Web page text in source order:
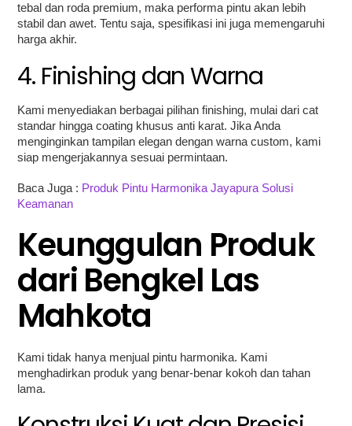
tebal dan roda premium, maka performa pintu akan lebih
stabil dan awet. Tentu saja, spesifikasi ini juga memengaruhi
harga akhir.
4. Finishing dan Warna
Kami menyediakan berbagai pilihan finishing, mulai dari cat
standar hingga coating khusus anti karat. Jika Anda
menginginkan tampilan elegan dengan warna custom, kami
siap mengerjakannya sesuai permintaan.
Baca Juga : Produk Pintu Harmonika Jayapura Solusi
Keamanan
Keunggulan Produk
dari Bengkel Las
Mahkota
Kami tidak hanya menjual pintu harmonika. Kami
menghadirkan produk yang benar-benar kokoh dan tahan
lama.